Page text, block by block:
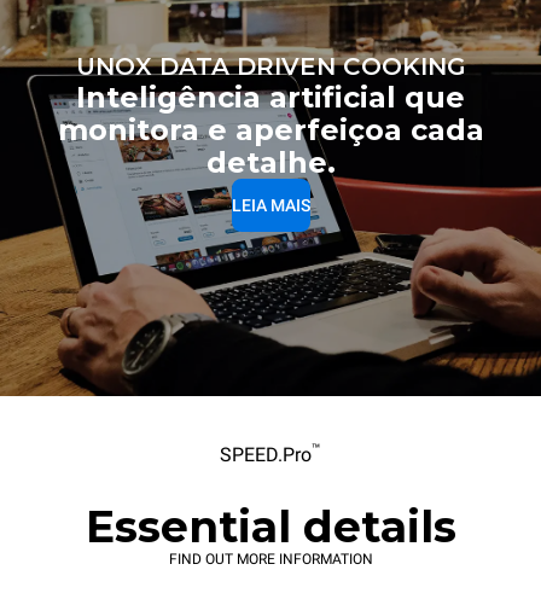
UNOX DATA DRIVEN COOKING
Inteligência artificial que
monitora e aperfeiçoa cada
detalhe.
LEIA MAIS
SPEED.Pro™
Essential details
FIND OUT MORE INFORMATION